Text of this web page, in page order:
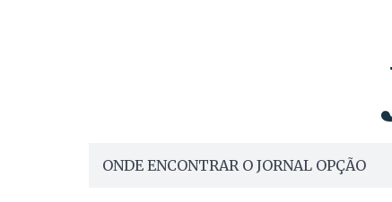
ONDE ENCONTRAR O JORNAL OPÇÃO